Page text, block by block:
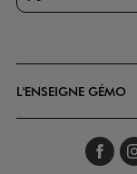
L'ENSEIGNE GÉMO